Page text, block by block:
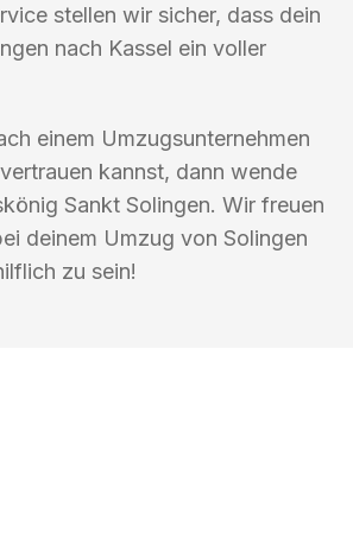
stellen wir sicher, dass dein
nach Kassel ein voller
einem Umzugsunternehmen
kannst, dann wende
Sankt Solingen. Wir freuen
deinem Umzug von Solingen
zu sein!